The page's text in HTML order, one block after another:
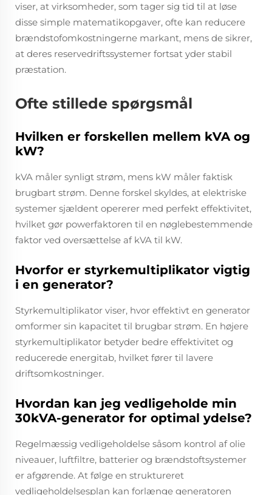
viser, at virksomheder, som tager sig tid til at løse
disse simple matematikopgaver, ofte kan reducere
brændstofomkostningerne markant, mens de sikrer,
at deres reservedriftssystemer fortsat yder stabil
præstation.
Ofte stillede spørgsmål
Hvilken er forskellen mellem kVA og
kW?
kVA måler synligt strøm, mens kW måler faktisk
brugbart strøm. Denne forskel skyldes, at elektriske
systemer sjældent opererer med perfekt effektivitet,
hvilket gør powerfaktoren til en nøglebestemmende
faktor ved oversættelse af kVA til kW.
Hvorfor er styrkemultiplikator vigtig
i en generator?
Styrkemultiplikator viser, hvor effektivt en generator
omformer sin kapacitet til brugbar strøm. En højere
styrkemultiplikator betyder bedre effektivitet og
reducerede energitab, hvilket fører til lavere
driftsomkostninger.
Hvordan kan jeg vedligeholde min
30kVA-generator for optimal ydelse?
Regelmæssig vedligeholdelse såsom kontrol af olie
niveauer, luftfiltre, batterier og brændstoftsystemer
er afgørende. At følge en struktureret
vedligeholdelsesplan kan forlænge generatoren